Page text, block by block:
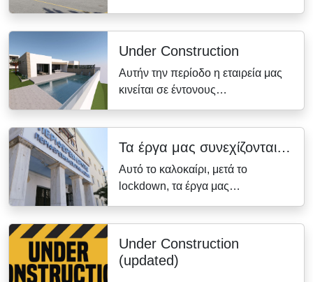
Under Construction
Αυτήν την περίοδο η εταιρεία μας
κινείται σε έντονους…
Τα έργα μας συνεχίζονται…
Αυτό το καλοκαίρι, μετά το
lockdown, τα έργα μας…
Under Construction
(updated)